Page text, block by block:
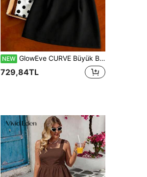
NEW GlowEve CURVE Büyük Beden Renk Bloklu Puantiyeli Fiyonk Askılı Atlet ve Etek 2 Parça Takım
729,84TL